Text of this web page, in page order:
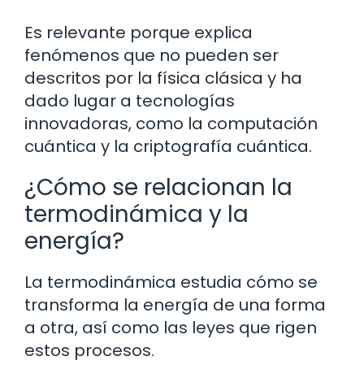
Es relevante porque explica
fenómenos que no pueden ser
descritos por la física clásica y ha
dado lugar a tecnologías
innovadoras, como la computación
cuántica y la criptografía cuántica.
¿Cómo se relacionan la
termodinámica y la
energía?
La termodinámica estudia cómo se
transforma la energía de una forma
a otra, así como las leyes que rigen
estos procesos.